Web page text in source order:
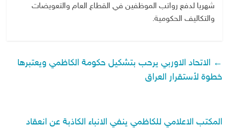
شهريا لدفع رواتب الموظفين في القطاع العام والتعويضات
والتكاليف الحكومية.
← الاتحاد الاوربي يرحب بتشكيل حكومة الكاظمي ويعتبرها
خطوة لأستقرار العراق
المكتب الاعلامي للكاظمي ينفي الانباء الكاذبة عن انعقاد